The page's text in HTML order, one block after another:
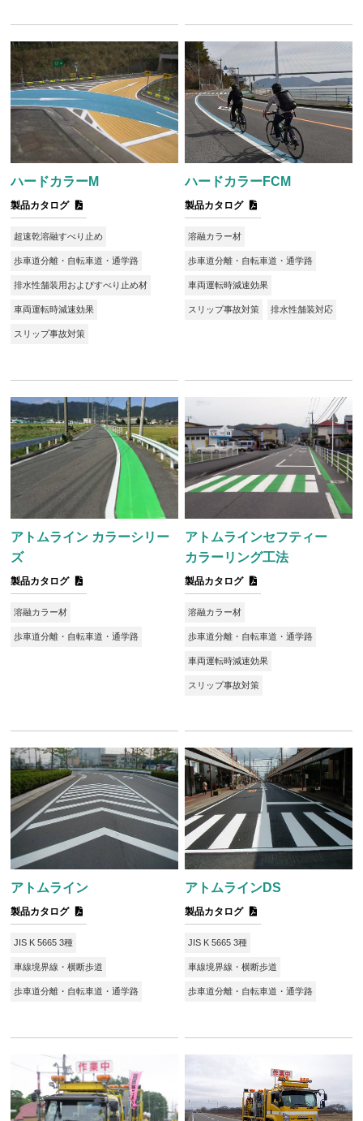
ハードカラーM
製品カタログ
超速乾溶融すべり止め
歩車道分離・自転車道・通学路
排水性舗装用およびすべり止め材
車両運転時減速効果
スリップ事故対策
ハードカラーFCM
製品カタログ
溶融カラー材
歩車道分離・自転車道・通学路
車両運転時減速効果
スリップ事故対策 排水性舗装対応
アトムライン カラーシリー
ズ
製品カタログ
溶融カラー材
歩車道分離・自転車道・通学路
アトムラインセフティー
カラーリング工法
製品カタログ
溶融カラー材
歩車道分離・自転車道・通学路
車両運転時減速効果
スリップ事故対策
アトムライン
製品カタログ
JIS K 5665 3種
車線境界線・横断歩道
歩車道分離・自転車道・通学路
アトムラインDS
製品カタログ
JIS K 5665 3種
車線境界線・横断歩道
歩車道分離・自転車道・通学路